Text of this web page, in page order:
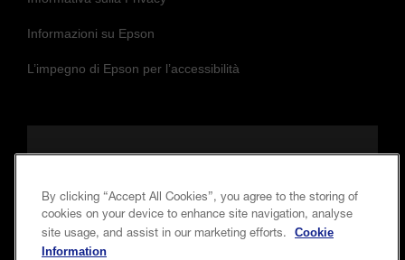
L’impegno di Epson per l’accessibilità
By clicking “Accept All Cookies”, you agree to the storing of
cookies on your device to enhance site navigation, analyse
site usage, and assist in our marketing efforts.
Cookie
Information